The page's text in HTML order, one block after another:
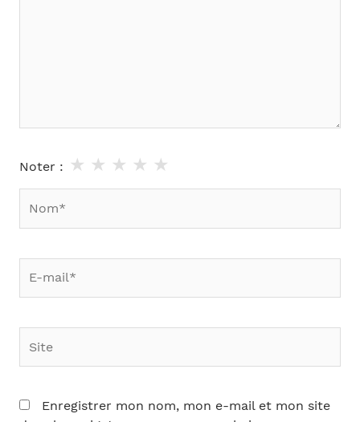
Noter : ★
★
★
★
★
mail*
Enregistrer mon nom, mon e-mail et mon site